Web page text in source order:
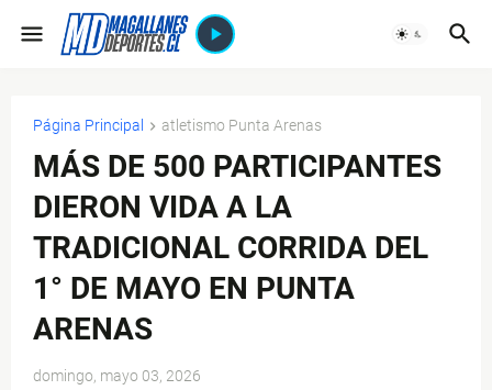
Página Principal atletismo Punta Arenas
MÁS DE 500 PARTICIPANTES
DIERON VIDA A LA
TRADICIONAL CORRIDA DEL
1° DE MAYO EN PUNTA
ARENAS
domingo, mayo 03, 2026